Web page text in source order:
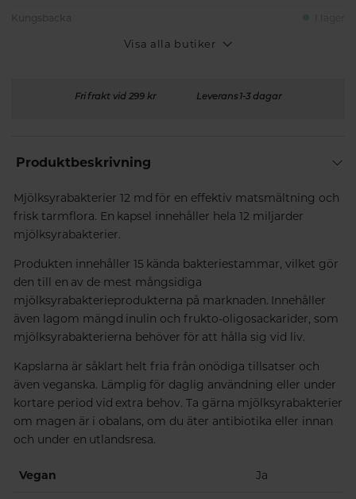
Visa alla butiker
Fri frakt vid 299 kr Leverans 1-3 dagar
Produktbeskrivning
Mjölksyrabakterier 12 md för en effektiv matsmältning och
frisk tarmflora. En kapsel innehåller hela 12 miljarder
mjölksyrabakterier.
Produkten innehåller 15 kända bakteriestammar, vilket gör
den till en av de mest mångsidiga
mjölksyrabakterieprodukterna på marknaden. Innehåller
även lagom mängd inulin och frukto-oligosackarider, som
mjölksyrabakterierna behöver för att hålla sig vid liv.
Kapslarna är såklart helt fria från onödiga tillsatser och
även veganska. Lämplig för daglig användning eller under
kortare period vid extra behov. Ta gärna mjölksyrabakterier
om magen är i obalans, om du äter antibiotika eller innan
och under en utlandsresa.
Vegan Ja